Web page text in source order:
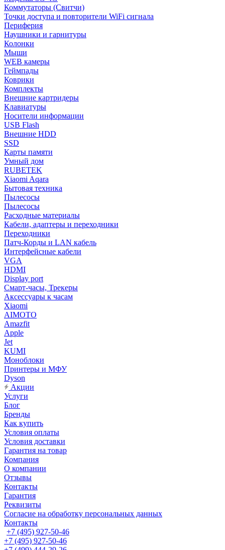
Коммутаторы (Свитчи)
Точки доступа и повторители WiFi сигнала
Периферия
Наушники и гарнитуры
Колонки
Мыши
WEB камеры
Геймпады
Коврики
Комплекты
Внешние картридеры
Клавиатуры
Носители информации
USB Flash
Внешние HDD
SSD
Карты памяти
Умный дом
RUBETEK
Xiaomi Aqara
Бытовая техника
Пылесосы
Пылесосы
Расходные материалы
Кабели, адаптеры и переходники
Переходники
Патч-Корды и LAN кабель
Интерфейсные кабели
VGA
HDMI
Display port
Смарт-часы, Трекеры
Аксессуары к часам
Xiaomi
AIMOTO
Amazfit
Apple
Jet
KUMI
Моноблоки
Принтеры и МФУ
Dyson
Акции
Услуги
Блог
Бренды
Как купить
Условия оплаты
Условия доставки
Гарантия на товар
Компания
О компании
Отзывы
Контакты
Гарантия
Реквизиты
Согласие на обработку персональных данных
Контакты
+7 (495) 927-50-46
+7 (495) 927-50-46